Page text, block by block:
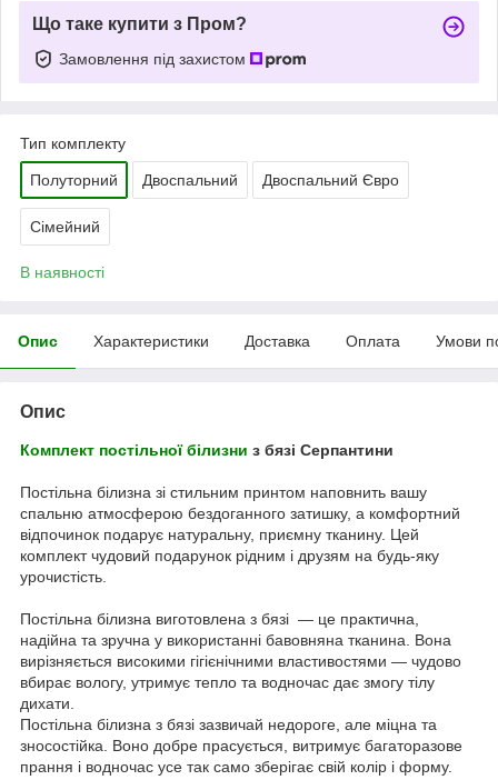
Що таке купити з Пром?
Замовлення під захистом
Тип комплекту
Полуторний Двоспальний Двоспальний Євро
Сімейний
В наявності
Опис Характеристики Доставка Оплата Умови
Опис
Комплект постільної білизни з бязі Серпантини
Постільна білизна зі стильним принтом наповнить вашу
спальню атмосферою бездоганного затишку, а комфортний
відпочинок подарує натуральну, приємну тканину. Цей
комплект чудовий подарунок рідним і друзям на будь-яку
урочистість.
Постільна білизна виготовлена з бязі — це практична,
надійна та зручна у використанні бавовняна тканина. Вона
вирізняється високими гігієнічними властивостями — чудово
вбирає вологу, утримує тепло та водночас дає змогу тілу
дихати.
Постільна білизна з бязі зазвичай недороге, але міцна та
зносостійка. Воно добре прасується, витримує багаторазове
прання і водночас усе так само зберігає свій колір і форму.